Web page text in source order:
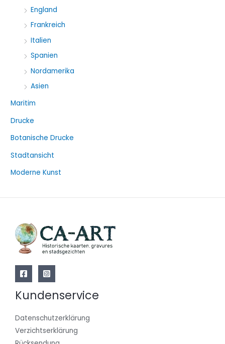
England
Frankreich
Italien
Spanien
Nordamerika
Asien
Maritim
Drucke
Botanische Drucke
Stadtansicht
Moderne Kunst
Kundenservice
Datenschutzerklärung
Verzichtserklärung